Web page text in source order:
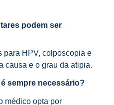
podem ser
para HPV, colposcopia e
causa e o grau da atipia.
sempre necessário?
médico opta por